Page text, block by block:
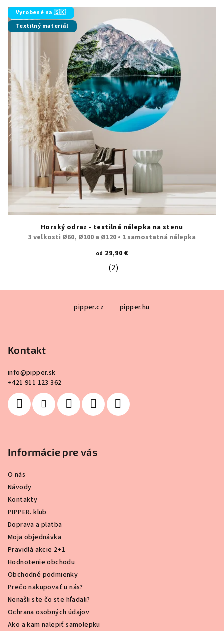
Vyrobené na 🇸🇰
Textilný materiál
Horský odraz - textilná nálepka na stenu
3 veľkosti Ø60, Ø100 a Ø120 • 1 samostatná nálepka
od 29,90 €
Priemerné hodnotenie produktu
(2)
pipper.cz pipper.hu
Kontakt
info@pipper.sk
+421 911 123 362
Informácie pre vás
O nás
Návody
Kontakty
PIPPER. klub
Doprava a platba
Moja objednávka
Pravidlá akcie 2+1
Hodnotenie obchodu
Obchodné podmienky
Prečo nakupovať u nás?
Nenašli ste čo ste hľadali?
Ochrana osobných údajov
Ako a kam nalepiť samolepku